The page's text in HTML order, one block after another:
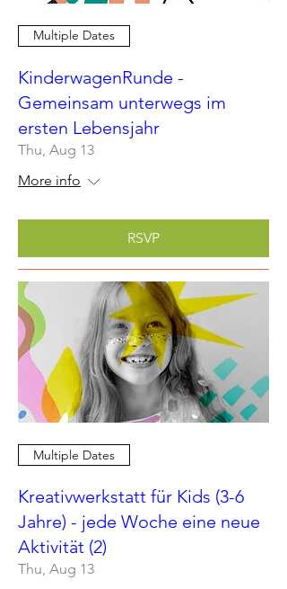
Multiple Dates
KinderwagenRunde -
Gemeinsam unterwegs im
ersten Lebensjahr
Thu, Aug 13
More info
RSVP
Multiple Dates
Kreativwerkstatt für Kids (3-6
Jahre) - jede Woche eine neue
Aktivität (2)
Thu, Aug 13